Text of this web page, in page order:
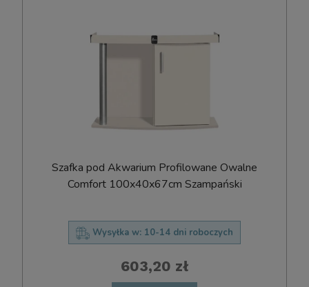
Szafka pod Akwarium Profilowane Owalne
Comfort 100x40x67cm Szampański
Wysyłka w: 10-14 dni roboczych
603,20 zł